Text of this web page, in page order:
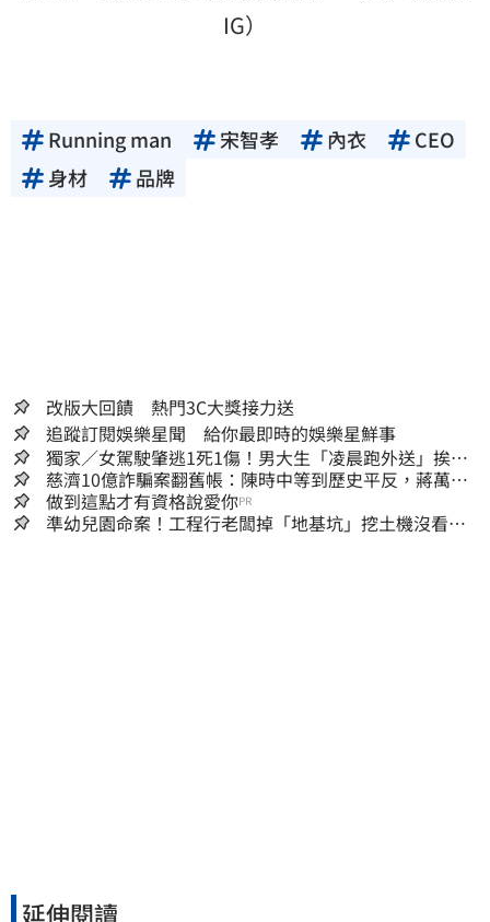
IG）
Running man 宋智孝 內衣
CEO
身材
品牌
改版大回饋 熱門3C大獎接力送
追蹤訂閱娛樂星聞 給你最即時的娛樂星鮮事
獨家／女駕駛肇逃1死1傷！男大生「凌晨跑外送」挨
撞 媽淚：家快瓦解
慈濟10億詐騙案翻舊帳：陳時中等到歷史平反，蔣萬安
償還2022政治利息
做到這點才有資格說愛你PR
準幼兒園命案！工程行老闆掉「地基坑」挖土機沒看
延伸閱讀